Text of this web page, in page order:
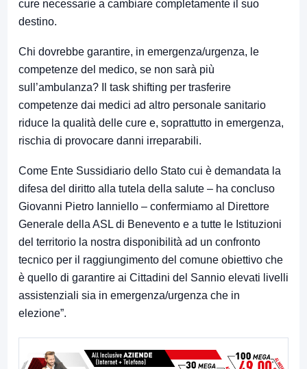
cure necessarie a cambiare completamente il suo
destino.
Chi dovrebbe garantire, in emergenza/urgenza, le
competenze del medico, se non sarà più
sull’ambulanza? Il task shifting per trasferire
competenze dai medici ad altro personale sanitario
riduce la qualità delle cure e, soprattutto in emergenza,
rischia di provocare danni irreparabili.
Come Ente Sussidiario dello Stato cui è demandata la
difesa del diritto alla tutela della salute – ha concluso
Giovanni Pietro Ianniello – confermiamo al Direttore
Generale della ASL di Benevento e a tutte le Istituzioni
del territorio la nostra disponibilità ad un confronto
tecnico per il raggiungimento del comune obiettivo che
è quello di garantire ai Cittadini del Sannio elevati livelli
assistenziali sia in emergenza/urgenza che in
elezione”.